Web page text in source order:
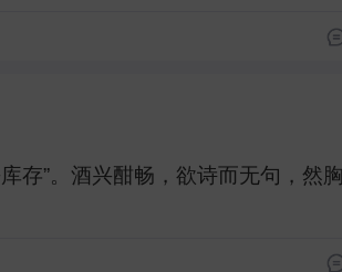
存”。酒兴酣畅，欲诗而无句，然